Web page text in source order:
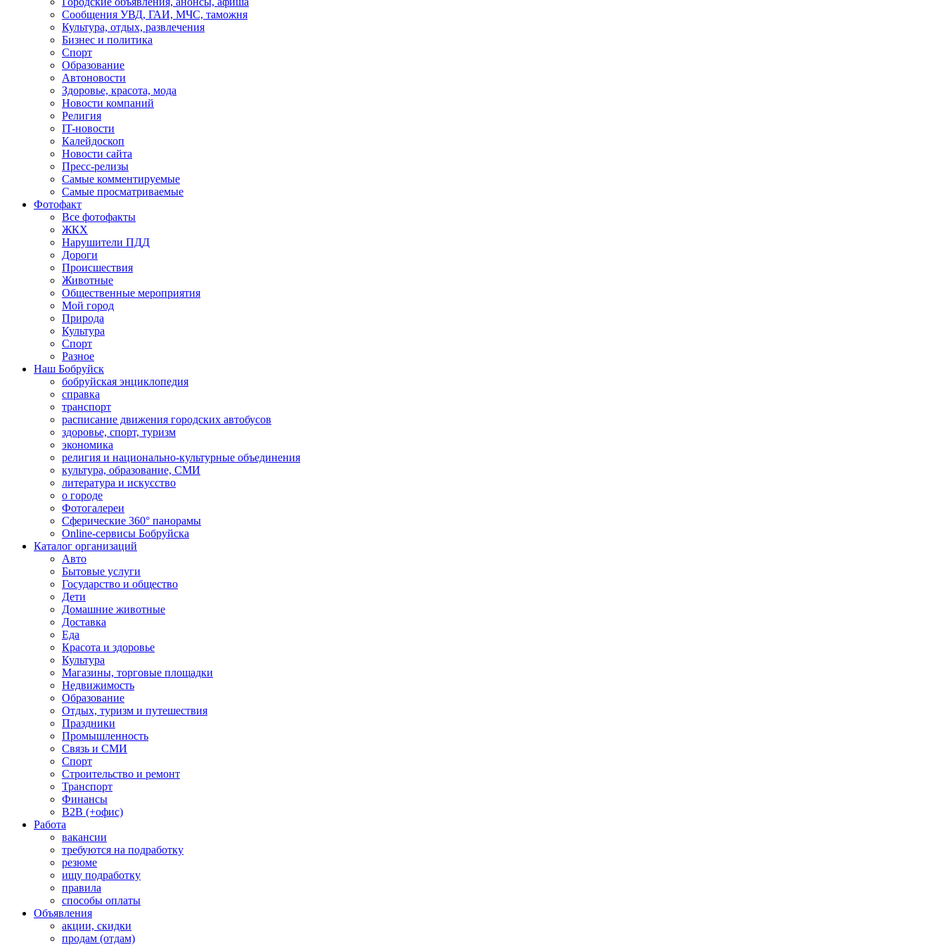
Сообщения УВД, ГАИ, МЧС, таможня
Культура, отдых, развлечения
Бизнес и политика
Спорт
Образование
Автоновости
Здоровье, красота, мода
Новости компаний
Религия
IT-новости
Калейдоскоп
Новости сайта
Пресс-релизы
Самые комментируемые
Самые просматриваемые
Фотофакт
Все фотофакты
ЖКХ
Нарушители ПДД
Дороги
Происшествия
Животные
Общественные мероприятия
Мой город
Природа
Культура
Спорт
Разное
Наш Бобруйск
бобруйская энциклопедия
справка
транспорт
расписание движения городских автобусов
здоровье, спорт, туризм
экономика
религия и национально-культурные объединения
культура, образование, СМИ
литература и искусство
о городе
Фотогалереи
Сферические 360° панорамы
Online-сервисы Бобруйска
Каталог организаций
Авто
Бытовые услуги
Государство и общество
Дети
Домашние животные
Доставка
Еда
Красота и здоровье
Культура
Магазины, торговые площадки
Недвижимость
Образование
Отдых, туризм и путешествия
Праздники
Промышленность
Связь и СМИ
Спорт
Строительство и ремонт
Транспорт
Финансы
B2B (+офис)
Работа
вакансии
требуются на подработку
резюме
ищу подработку
правила
способы оплаты
Объявления
акции, скидки
продам (отдам)